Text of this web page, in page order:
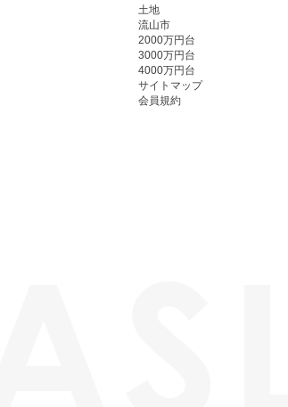
土地
流山市
2000万円台
3000万円台
4000万円台
サイトマップ
会員規約